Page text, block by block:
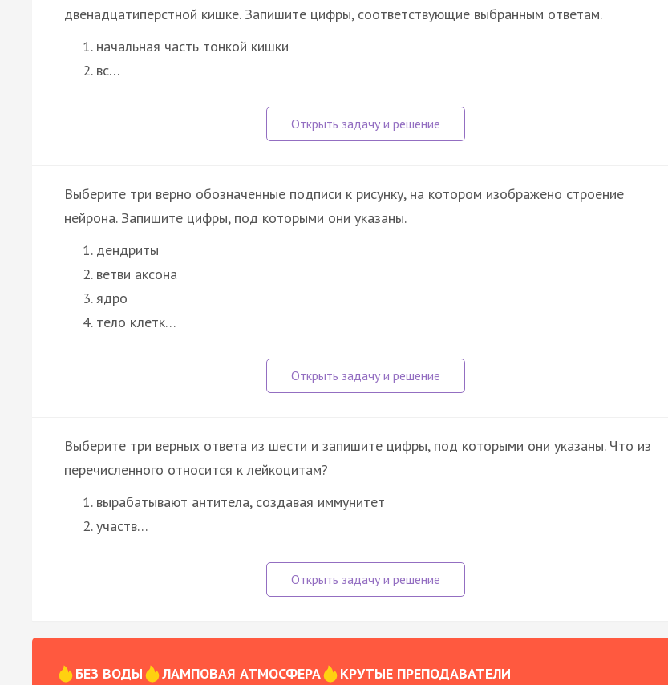
двенадцатиперстной кишке. Запишите цифры, соответствующие выбранным ответам.
начальная часть тонкой кишки
вс…
Выберите три верно обозначенные подписи к рисунку, на котором изображено строение
нейрона. Запишите цифры, под которыми они указаны.
дендриты
ветви аксона
ядро
тело клетк…
Выберите три верных ответа из шести и запишите цифры, под которыми они указаны. Что из
перечисленного относится к лейкоцитам?
вырабатывают антитела, создавая иммунитет
участв…
БЕЗ ВОДЫ ЛАМПОВАЯ АТМОСФЕРА КРУТЫЕ ПРЕПОДАВАТЕЛИ